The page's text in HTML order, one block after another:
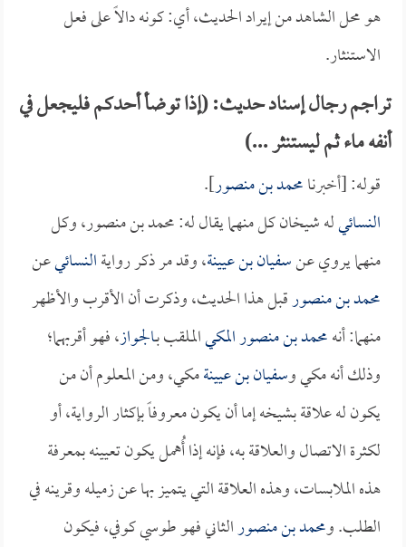
هو محل الشاهد من إيراد الحديث، أي: كونه دالاً على فعل
الاستنثار.
تراجم رجال إسناد حديث: (إذا توضأ أحدكم فليجعل في
أنفه ماء ثم ليستنثر ...)
قوله: [أخبرنامحمد بن منصور].
النسائيله شيخان كل منهما يقال له: محمد بن منصور، وكل
منهما يروي عنسفيان بن عيينة، وقد مر ذكر روايةالنسائيعن
محمد بن منصورقبل هذا الحديث، وذكرت أن الأقرب والأظهر
منهما: أنهمحمد بن منصور المكيالملقب بـالجواز، فهو أقربهما؛
وذلك أنه مكي وسفيان بن عيينةمكي، ومن المعلوم أن من
يكون له علاقة بشيخه إما أن يكون معروفاً بإكثار الرواية، أو
لكثرة الاتصال والعلاقة به، فإنه إذا أُهمل يكون تعيينه بمعرفة
هذه الملابسات، وهذه العلاقة التي يتميز بها عن زميله وقرينه في
الطلب. ومحمد بن منصورالثاني فهو طوسي كوفي، فيكون